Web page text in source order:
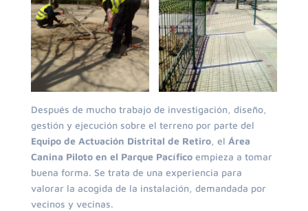
Después de mucho trabajo de investigación, diseño,
gestión y ejecución sobre el terreno por parte del
Equipo de Actuación Distrital de Retiro, el Área
Canina Piloto en el Parque Pacíficoempieza a tomar
buena forma. Se trata de una experiencia para
valorar la acogida de la instalación, demandada por
vecinos y vecinas.